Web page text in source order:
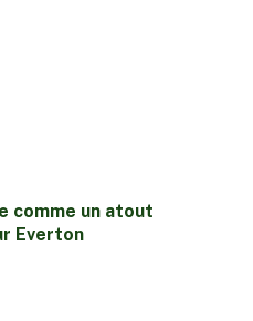
comme un atout
Everton